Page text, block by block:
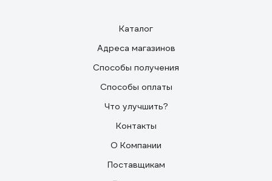
Каталог
Адреса магазинов
Способы получения
Способы оплаты
Что улучшить?
Контакты
О Компании
Поставщикам